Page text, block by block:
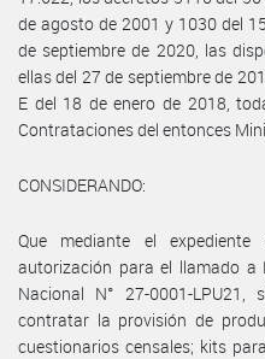
de agosto de 2001 y 1030 del
de septiembre de 2020, las
ellas del 27 de septiembre de
E del 18 de enero de 2018,
Contrataciones del entonces
CONSIDERANDO:
Que mediante el
autorización para el llamado a
Nacional N° 27-0001-
contratar la provisión de
cuestionarios censales; kits